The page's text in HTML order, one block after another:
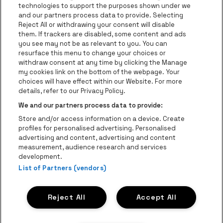
Ga naar de
Ga naar de website van Coca-Cola
Ga naar de website van
Ga naar de
Ga naar de website van Champagne
Ga naar de website
Ga naar de website van Het
Ga naar de
AFAS Dome is een deel van be•at
AFAS Dome
Schijnpoortweg 119, 2170 Antwerpen
Be-At Venues
Schijnpoortweg 119, 2170 Antwerpen
BTW (BE) 0461.051.688 - RPR Antwerpen
BNP Paribas Fortis - IBAN: BE93 2200 4925 0067 - BIC:
GEBABEBB
ProclaimerCookiesManage my cookiesPrivacy
technologies to support the purposes shown under we
and our partners process data to provide. Selecting
Reject All or withdrawing your consent will disable
them. If trackers are disabled, some content and ads
you see may not be as relevant to you. You can
resurface this menu to change your choices or
withdraw consent at any time by clicking the Manage
my cookies link on the bottom of the webpage. Your
choices will have effect within our Website. For more
details, refer to our Privacy Policy.
We and our partners process data to provide:
Store and/or access information on a device. Create
profiles for personalised advertising. Personalised
advertising and content, advertising and content
measurement, audience research and services
development.
List of Partners (vendors)
Accept All
Reject All